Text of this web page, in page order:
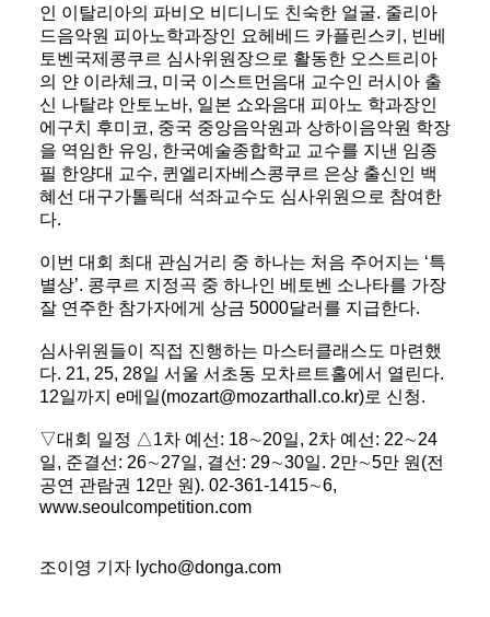
인 이탈리아의 파비오 비디니도 친숙한 얼굴. 줄리아
드음악원 피아노학과장인 요헤베드 카플린스키, 빈베
토벤국제콩쿠르 심사위원장으로 활동한 오스트리아
의 얀 이라체크, 미국 이스트먼음대 교수인 러시아 출
신 나탈랴 안토노바, 일본 쇼와음대 피아노 학과장인
에구치 후미코, 중국 중앙음악원과 상하이음악원 학장
을 역임한 유잉, 한국예술종합학교 교수를 지낸 임종
필 한양대 교수, 퀸엘리자베스콩쿠르 은상 출신인 백
혜선 대구가톨릭대 석좌교수도 심사위원으로 참여한
다.
이번 대회 최대 관심거리 중 하나는 처음 주어지는 ‘특
별상’. 콩쿠르 지정곡 중 하나인 베토벤 소나타를 가장
잘 연주한 참가자에게 상금 5000달러를 지급한다.
심사위원들이 직접 진행하는 마스터클래스도 마련했
다. 21, 25, 28일 서울 서초동 모차르트홀에서 열린다.
12일까지 e메일(mozart@mozarthall.co.kr)로 신청.
▽대회 일정 △1차 예선: 18∼20일, 2차 예선: 22∼24
일, 준결선: 26∼27일, 결선: 29∼30일. 2만∼5만 원(전
공연 관람권 12만 원). 02-361-1415∼6,
www.seoulcompetition.com
조이영 기자 lycho@donga.com